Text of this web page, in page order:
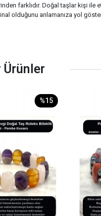
farklıdır. Doğal taşlar kişi
olduğunu anlamanıza yol
Ürünler
%15